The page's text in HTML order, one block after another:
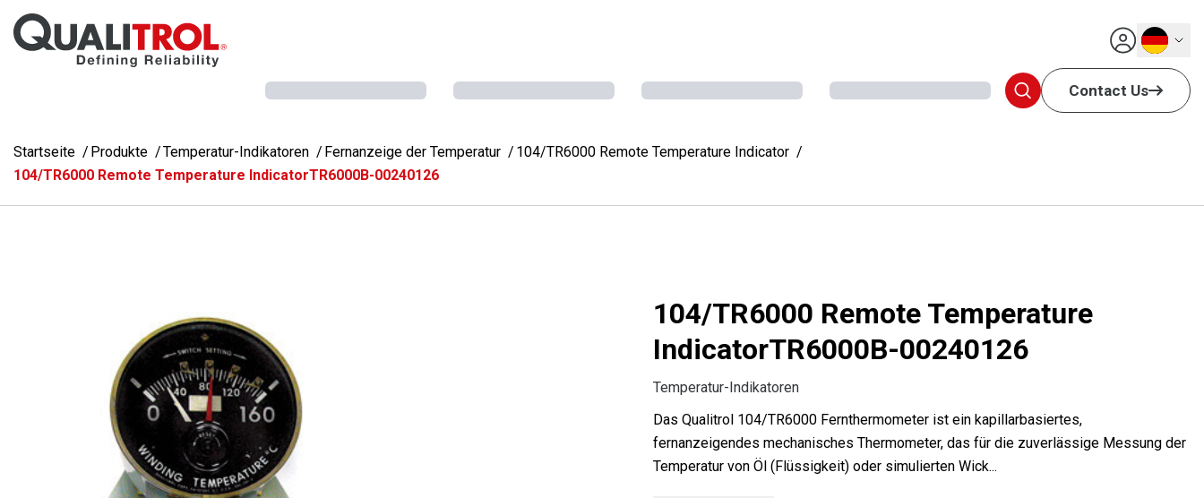
Überspringen Sie zum Hauptmenü
Deutsch
Contact Us
Startseite Produkte Temperatur-Indikatoren Fernanzeige der Temperatur
104/TR6000 Remote Temperature Indicator
104/TR6000 Remote Temperature IndicatorTR6000B-00240126
104/TR6000 Remote Temperature
IndicatorTR6000B-00240126
Temperatur-Indikatoren
Das Qualitrol 104/TR6000 Fernthermometer ist ein kapillarbasiertes,
fernanzeigendes mechanisches Thermometer, das für die zuverlässige Messung der
Temperatur von Öl (Flüssigkeit) oder simulierten Wick...